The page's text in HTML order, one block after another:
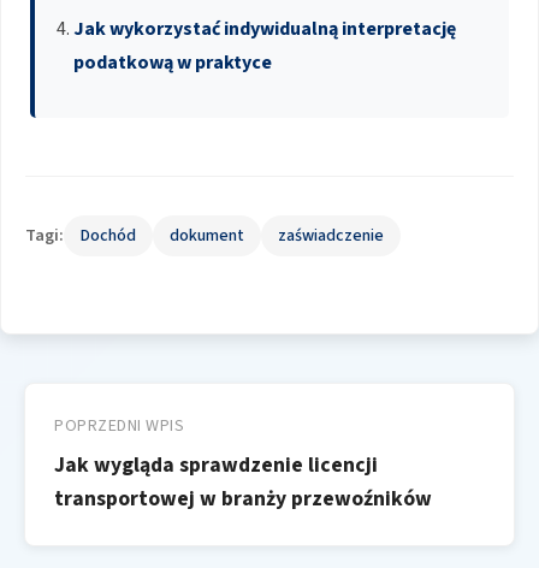
Jak wykorzystać indywidualną interpretację
podatkową w praktyce
Tagi: Dochód dokument zaświadczenie
wpisu
POPRZEDNI WPIS
Jak wygląda sprawdzenie licencji
transportowej w branży przewoźników